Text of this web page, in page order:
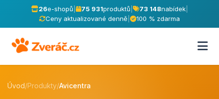
26e-shopů 75 931produktů 73 148nabídek|
Ceny aktualizované denně
100 % zdarma
Úvod/Produkty/Avicentra